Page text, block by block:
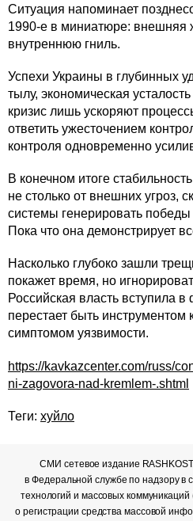
Ситуация напоминает
1990-е в миниатюре: внешняя
внутреннюю гниль.
Успехи Украины в глубинных
тылу, экономическая
кризис лишь ускоряют
ответить ужесточением
контроля одновременно
В конечном итоге
не столько от внешних угроз,
системы генерировать победы
Пока что она демонстрирует
Насколько глубоко зашли
покажет время, но
Российская власть вступила в
перестает быть инструментом
симптомом уязвимости.
https://kavkazcenter.com/russ/
ni-zagovora-nad-kremlem-.shtml
Теги: хуйло
СМИ сетевое издание
в Федеральной службе по надзору
технологий и массовых
о регистрации средства массовой